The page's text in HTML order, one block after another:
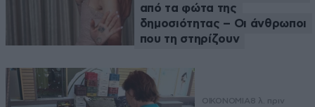
από τα φώτα της
δημοσιότητας – Οι άνθρωποι
που τη στηρίζουν
ΟΙΚΟΝΟΜΙΑ8 λ. πριν